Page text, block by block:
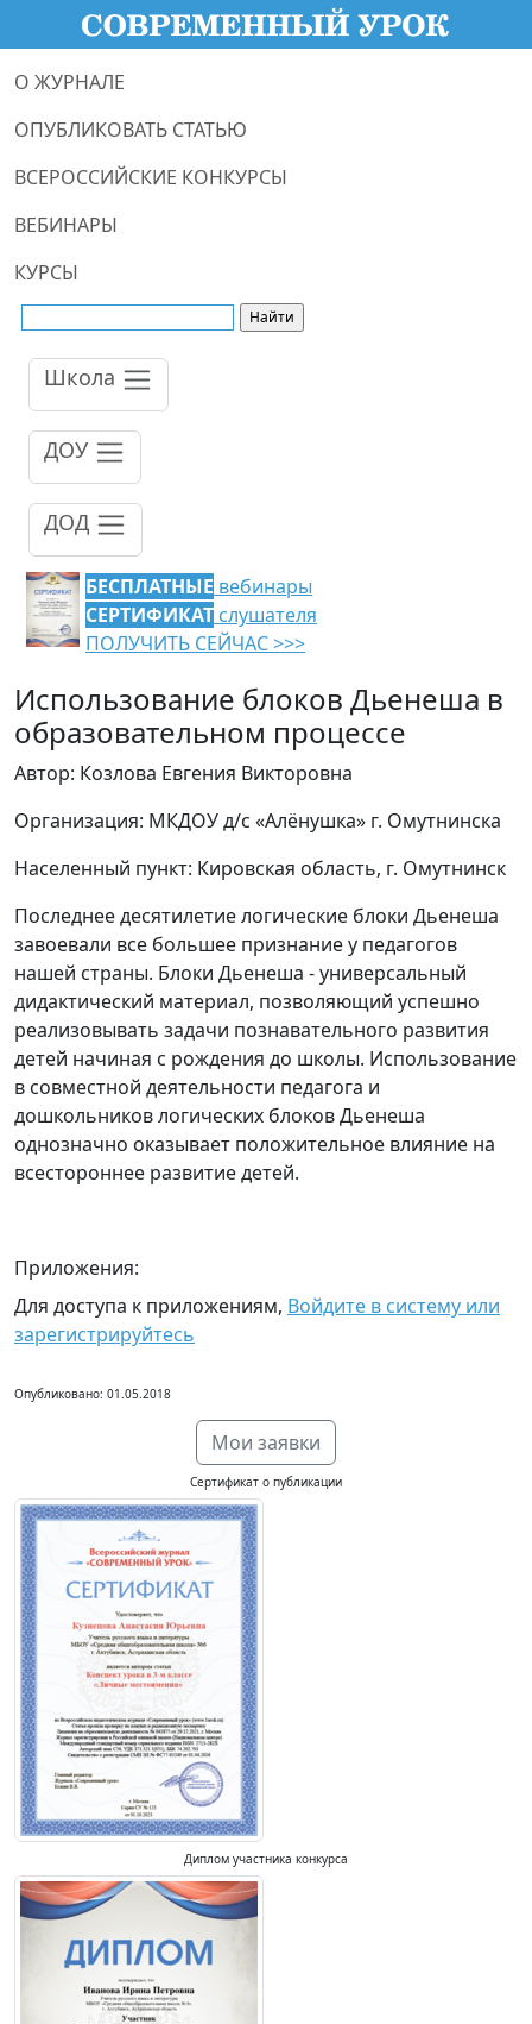
О ЖУРНАЛЕ
ОПУБЛИКОВАТЬ СТАТЬЮ
ВСЕРОССИЙСКИЕ КОНКУРСЫ
ВЕБИНАРЫ
КУРСЫ
Школа
ДОУ
ДОД
БЕСПЛАТНЫЕ вебинары
СЕРТИФИКАТ слушателя
ПОЛУЧИТЬ СЕЙЧАС >>>
Использование блоков Дьенеша в
образовательном процессе
Автор: Козлова Евгения Викторовна
Организация: МКДОУ д/с «Алёнушка» г. Омутнинска
Населенный пункт: Кировская область, г. Омутнинск
Последнее десятилетие логические блоки Дьенеша
завоевали все большее признание у педагогов
нашей страны. Блоки Дьенеша - универсальный
дидактический материал, позволяющий успешно
реализовывать задачи познавательного развития
детей начиная с рождения до школы. Использование
в совместной деятельности педагога и
дошкольников логических блоков Дьенеша
однозначно оказывает положительное влияние на
всестороннее развитие детей.
Приложения:
Для доступа к приложениям, Войдите в систему или
зарегистрируйтесь
Опубликовано: 01.05.2018
Мои заявки
Сертификат о публикации
Диплом участника конкурса